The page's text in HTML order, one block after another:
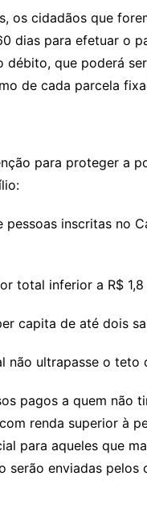
os cidadãos que
dias para efetuar o
que poderá
de cada parcela
para proteger a
pessoas inscritas no
total inferior a R$ 1,8
capita de até dois
não ultrapasse o teto
pagos a quem não
renda superior à
para aqueles que
serão enviadas pelos